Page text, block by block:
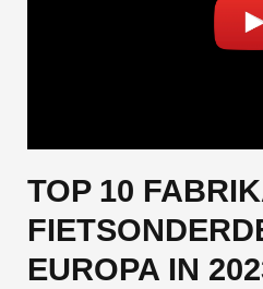
TOP 10
EUROPA IN